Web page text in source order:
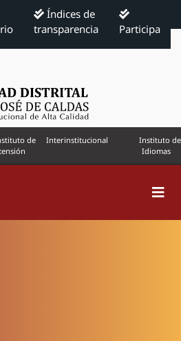
Índices de
transparencia
Participa
de
Interinstitucional
Instituto de
Idiomas